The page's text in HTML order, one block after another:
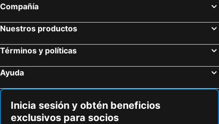
Hotel Camaleon
Macondo Lodge
Hostal Macondo
Compañía
Nuestros productos
Términos y políticas
Ayuda
Inicia sesión y obtén beneficios
exclusivos para socios